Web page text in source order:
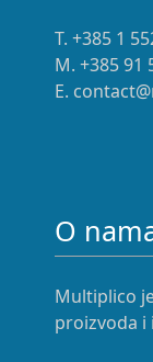
T. +385 1
M. +385 91
E.
O
Multiplico
proizvoda